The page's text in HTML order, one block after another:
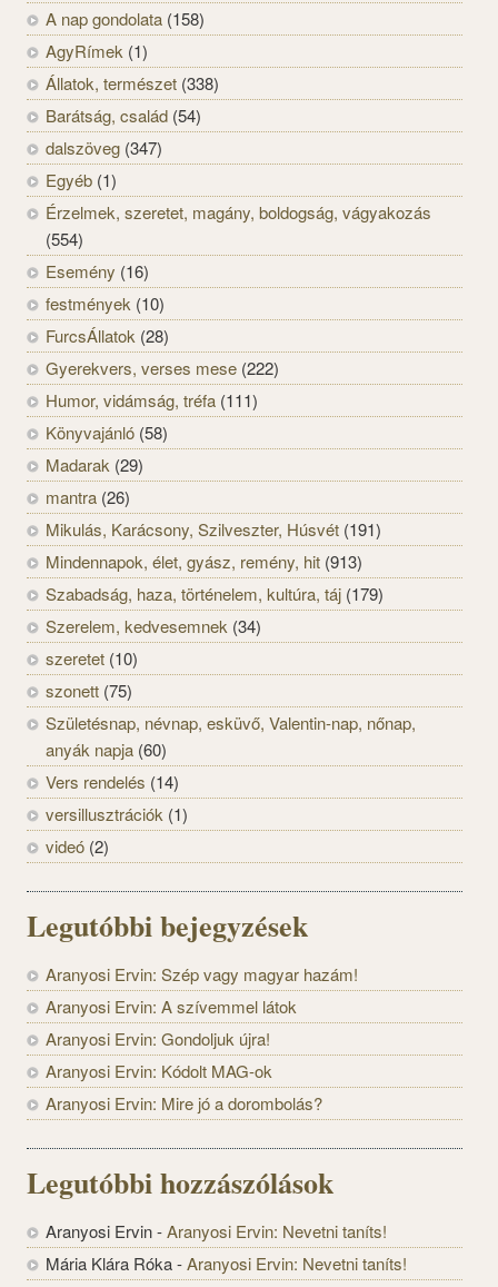
A nap gondolata (158)
AgyRímek (1)
Állatok, természet (338)
Barátság, család (54)
dalszöveg (347)
Egyéb (1)
Érzelmek, szeretet, magány, boldogság, vágyakozás
(554)
Esemény (16)
festmények (10)
FurcsÁllatok (28)
Gyerekvers, verses mese (222)
Humor, vidámság, tréfa (111)
Könyvajánló (58)
Madarak (29)
mantra (26)
Mikulás, Karácsony, Szilveszter, Húsvét (191)
Mindennapok, élet, gyász, remény, hit (913)
Szabadság, haza, történelem, kultúra, táj (179)
Szerelem, kedvesemnek (34)
szeretet (10)
szonett (75)
Születésnap, névnap, esküvő, Valentin-nap, nőnap,
anyák napja (60)
Vers rendelés (14)
versillusztrációk (1)
videó (2)
Legutóbbi bejegyzések
Aranyosi Ervin: Szép vagy magyar hazám!
Aranyosi Ervin: A szívemmel látok
Aranyosi Ervin: Gondoljuk újra!
Aranyosi Ervin: Kódolt MAG-ok
Aranyosi Ervin: Mire jó a dorombolás?
Legutóbbi hozzászólások
Aranyosi Ervin-Aranyosi Ervin: Nevetni taníts!
Mária Klára Róka-Aranyosi Ervin: Nevetni taníts!